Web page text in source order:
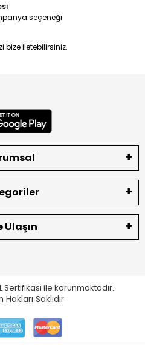
5G
seçeneği
bize iletebilirsiniz.
Ulaşın
Sertifikası ile korunmaktadır.
Hakları Saklıdır